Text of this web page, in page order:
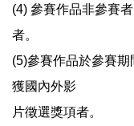
(4) 參賽作品非參賽
者。
(5)參賽作品於參賽
獲國內外影
片徵選獎項者。